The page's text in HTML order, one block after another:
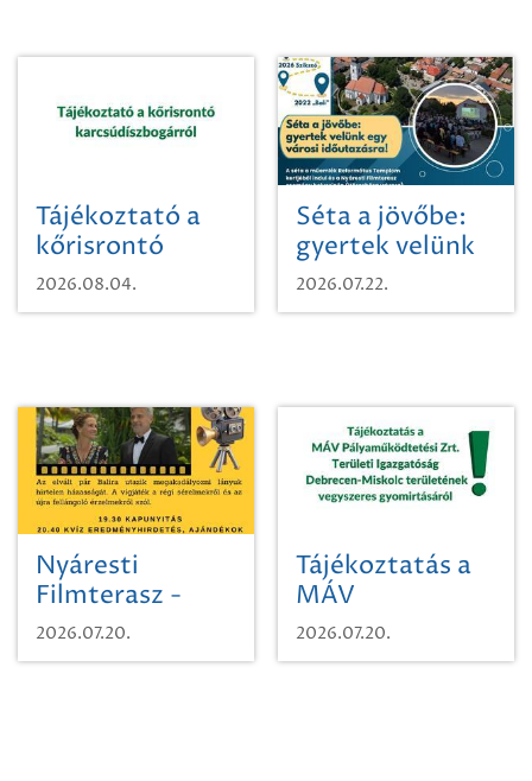
Tájékoztató a
kőrisrontó
karcsúdíszbogárról
2026.08.04.
Séta a jövőbe:
gyertek velünk
egy városi
időutazásra!
2026.07.22.
Nyáresti
Filmterasz -
Beugró a
Paradicsomba
2026.07.20.
Tájékoztatás a
MÁV
Pályaműködtetési
Zrt. Területi
2026.07.20.